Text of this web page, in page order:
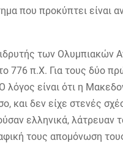
που προκύπτει είναι
των Ολυμπιακών
776 π.Χ. Για τους δύο
είναι ότι η
και δεν είχε στενές
ελληνικά, λάτρευαν
τους απομόνωση